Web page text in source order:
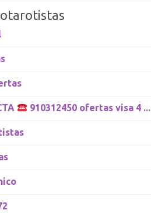
910312450 ofertas visa 4 ...